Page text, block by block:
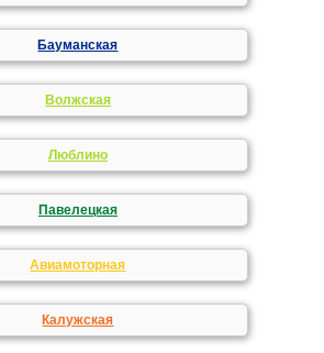
Бауманская
Волжская
Люблино
Павелецкая
Авиамоторная
Калужская